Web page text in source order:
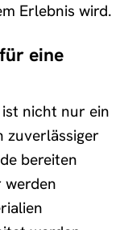
Erlebnis wird.
eine
ist nicht nur ein
zuverlässiger
bereiten
werden